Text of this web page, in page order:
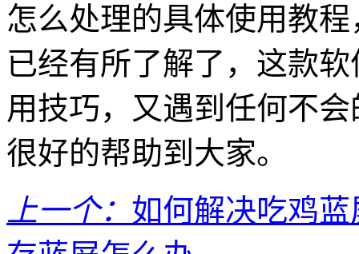
怎么处理的具体使用教
已经有所了解了，这款
用技巧，又遇到任何不
很好的帮助到大家。
上一个： 如何解决吃鸡蓝